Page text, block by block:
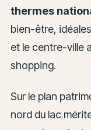
thermes
bien-être,
et le centre-ville
shopping.
Sur le plan
nord du lac